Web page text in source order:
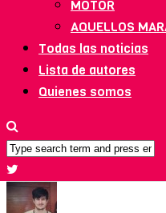
MOTOR
AQUELLOS
Todas las noticias
Lista de autores
Quienes somos